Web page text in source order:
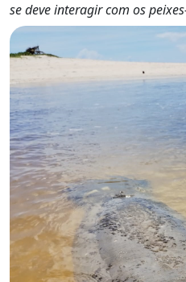
se deve interagir com os